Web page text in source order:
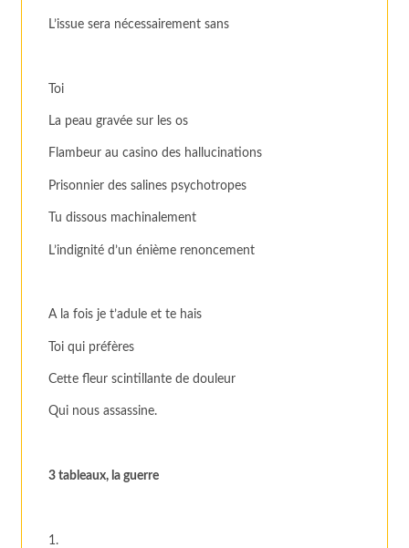
L’issue sera nécessairement sans
Toi
La peau gravée sur les os
Flambeur au casino des hallucinations
Prisonnier des salines psychotropes
Tu dissous machinalement
L’indignité d’un énième renoncement
A la fois je t’adule et te hais
Toi qui préfères
Cette fleur scintillante de douleur
Qui nous assassine.
3 tableaux, la guerre
1.